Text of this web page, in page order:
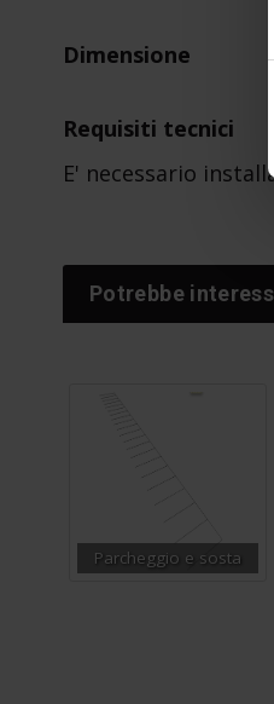
Dimensione
Requisiti tecnici
E' necessario
Potrebbe
Parcheggio e sosta